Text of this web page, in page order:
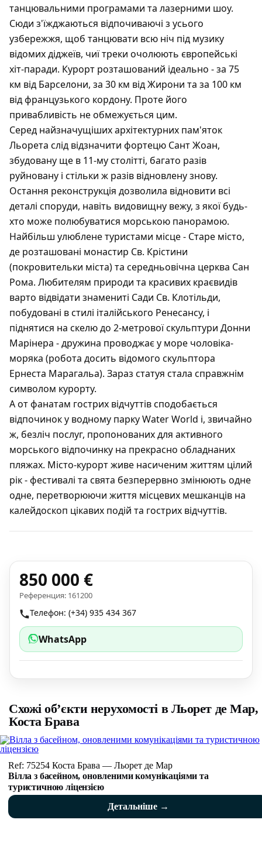
танцювальними програмами та лазерними шоу.
Сюди з'їжджаються відпочиваючі з усього
узбережжя, щоб танцювати всю ніч під музику
відомих діджеїв, чиї треки очолюють європейські
хіт-паради. Курорт розташований ідеально - за 75
км від Барселони, за 30 км від Жирони та за 100 км
від французького кордону. Проте його
привабливість не обмежується цим.
Серед найзначущіших архітектурних пам'яток
Льорета слід відзначити фортецю Сант Жоан,
збудовану ще в 11-му столітті, багато разів
руйновану і стільки ж разів відновлену знову.
Остання реконструкція дозволила відновити всі
деталі споруди, навіть видовищну вежу, з якої будь-
хто може полюбуватися морською панорамою.
Найбільш улюблене туристами місце - Старе місто,
де розташовані монастир Св. Крістини
(покровительки міста) та середньовічна церква Сан
Рома. Любителям природи та красивих краєвидів
варто відвідати знамениті Сади Св. Клотільди,
побудовані в стилі італійського Ренесансу, і
піднятися на скелю до 2-метрової скульптури Донни
Марінера - дружина проводжає у море чоловіка-
моряка (робота досить відомого скульптора
Ернеста Марагальа). Зараз статуя стала справжнім
символом курорту.
А от фанатам гострих відчуттів сподобається
відпочинок у водному парку Water World і, звичайно
ж, безліч послуг, пропонованих для активного
морського відпочинку на прекрасно обладнаних
пляжах. Місто-курорт живе насиченим життям цілий
рік - фестивалі та свята безперервно змінюють одне
одне, перетворюючи життя місцевих мешканців на
калейдоскоп цікавих подій та гострих відчуттів.
850 000 €
Референция: 161200
Телефон: (+34) 935 434 367
WhatsApp
Схожі об’єкти нерухомості в Льорет де Мар,
Коста Брава
Ref: 75254 Коста Брава — Льорет де Мар
Вілла з басейном, оновленими комунікаціями та
туристичною ліцензією
Детальніше →